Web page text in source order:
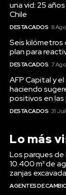
una vid: 25
Chile
DESTACADOS 8
Seis kilómetros
plan para
DESTACADOS 7
AFP Capital y
haciendo
positivos en las
DESTACADOS 31
Lo más
Los parques
10.400 m³ de
zanjas
AGENTES DE